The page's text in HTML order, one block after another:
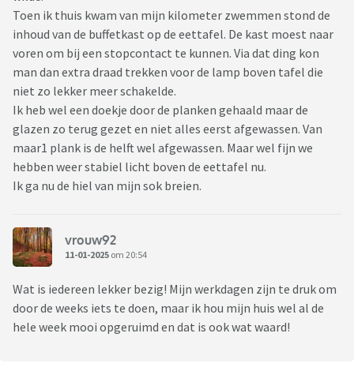
Toen ik thuis kwam van mijn kilometer zwemmen stond de
inhoud van de buffetkast op de eettafel. De kast moest naar
voren om bij een stopcontact te kunnen. Via dat ding kon
man dan extra draad trekken voor de lamp boven tafel die
niet zo lekker meer schakelde.
Ik heb wel een doekje door de planken gehaald maar de
glazen zo terug gezet en niet alles eerst afgewassen. Van
maar1 plank is de helft wel afgewassen. Maar wel fijn we
hebben weer stabiel licht boven de eettafel nu.
Ik ga nu de hiel van mijn sok breien.
vrouw92
11-01-2025 om 20:54
Wat is iedereen lekker bezig! Mijn werkdagen zijn te druk om
door de weeks iets te doen, maar ik hou mijn huis wel al de
hele week mooi opgeruimd en dat is ook wat waard!